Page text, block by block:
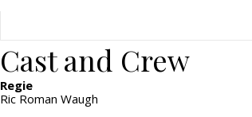
Cast and Crew
Regie
Ric Roman Waugh